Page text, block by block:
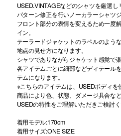
USED.VINTAGEなどのシャツを厳選
パターン修正を行いノーカラーシャツ
フロント部分の表情を変えるため一度
イン。
テーラードジャケットのラペルのよう
地点の見せ方になります。
シャツでありながらジャケット感覚で
各アイテムごとに細部などディテール
テムになります。
※こちらのアイテムは、USEDボディを
商品により色、状態、ダメージ具合な
USEDの特性をご理解いただきご検討く
着用モデル:170cm
着用サイズ:ONE SIZE